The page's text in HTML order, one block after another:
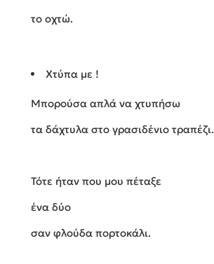
το οχτώ.
Χτύπα με !
Μπορούσα απλά να χτυπήσω
τα δάχτυλα στο γρασιδένιο τραπέζι.
Τότε ήταν που μου πέταξε
ένα δύο
σαν φλούδα πορτοκάλι.